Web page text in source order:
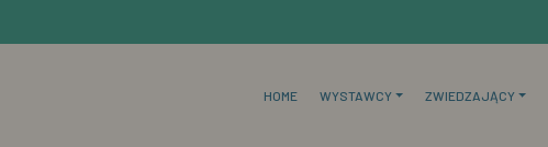
HOME WYSTAWCY ZWIEDZAJĄCY